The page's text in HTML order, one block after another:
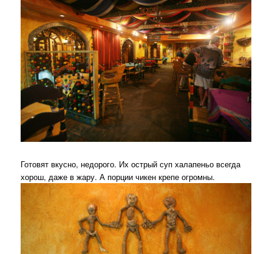
Готовят вкусно, недорого. Их острый суп халапеньо всегда
хорош, даже в жару. А порции чикен крепе огромны.